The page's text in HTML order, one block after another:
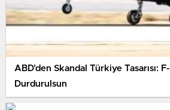
ABD’den Skandal Türkiye Tasarısı:
Durdurulsun